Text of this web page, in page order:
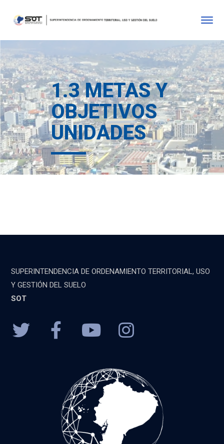
1.3 METAS Y
OBJETIVOS
UNIDADES
SUPERINTENDENCIA DE ORDENAMIENTO TERRITORIAL, USO
Y GESTIÓN DEL SUELO
SOT